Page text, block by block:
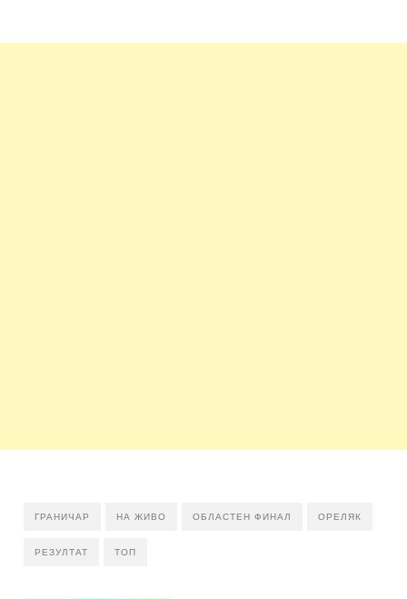
ГРАНИЧАР НА ЖИВО ОБЛАСТЕН ФИНАЛ ОРЕЛЯК
РЕЗУЛТАТ ТОП